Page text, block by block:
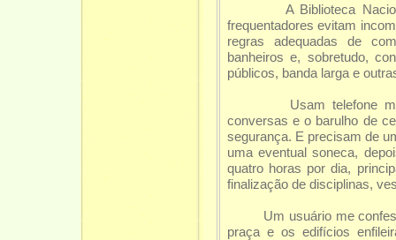
A Biblioteca Nacional
frequentadores evitam
regras adequadas de
banheiros e, sobretudo,
públicos, banda larga e
Usam telefone mas
conversas e o barulho de
segurança. E precisam de
uma eventual soneca,
quatro horas por dia,
finalização de disciplinas,
Um usuário me
praça e os edifícios